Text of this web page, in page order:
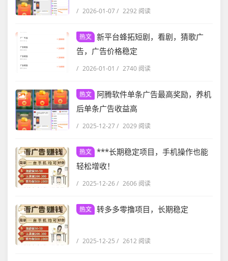
/ 2026-01-07/ 2292 阅读
热文 新平台蜂拓短剧，看剧，猜歌广
告，广告价格稳定
/ 2026-01-01 / 2740 阅读
热文
阿腾软件单条广告最高奖励，养机
后单条广告收益高
/ 2025-12-27/ 2029 阅读
热文 ***长期稳定项目，手机操作也能
轻松增收！
/ 2025-12-26/ 2606 阅读
热文 转多多零撸项目，长期稳定
/ 2025-12-25 / 2612 阅读